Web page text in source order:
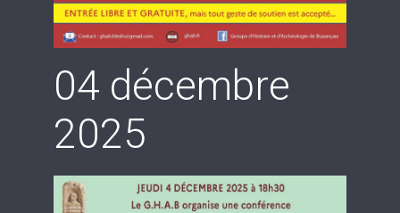
04 décembre
2025